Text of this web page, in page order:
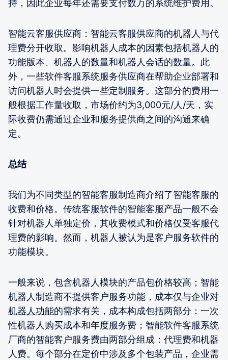
持，因此企业每年还需要支付数万的系统维护费用。
智能云客服供应商：智能云客服供应商的机器人与代
理费分开收取。影响机器人成本的因素包括机器人的
功能版本、机器人的数量和机器人会话的数量。此
外，一些软件客服系统服务供应商在帮助企业部署和
访问机器人时会提供一些定制服务。这部分的费用一
般根据工作量收取，市场价约为3,000元/人/天，实
际收费仍需通过企业和服务提供商之间的沟通来确
定。
总结
我们为不同类型的智能客服制造商介绍了智能客服的
收费和价格。传统客服软件的智能客服产品一般不会
针对机器人单独定价，其收费模式和价格仅受客服代
理费的影响。然而，机器人被认为是客户服务软件的
功能模块。
一般来说，包含机器人模块的产品包价格较高；智能
机器人制造商不提供客户服务功能，成本仅与企业对
机器人功能的需求有关，成本构成包括两部分：一次
性机器人购买成本和年度服务费；智能软件客服系统
厂商的智能客户服务费由两部分组成：代理费和机器
人费。每个部分在定价中涉及多个包装产品，企业需